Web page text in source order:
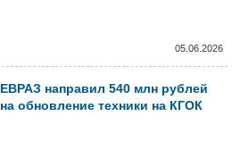
05.06.2026
ЕВРАЗ направил 540 млн рублей
на обновление техники на КГОК